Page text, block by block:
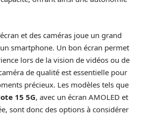
et des caméras joue un grand
smartphone. Un bon écran permet
lors de la vision de vidéos ou de
de qualité est essentielle pour
précieux. Les modèles tels que
15 5G, avec un écran AMOLED et
sont donc des options à considérer